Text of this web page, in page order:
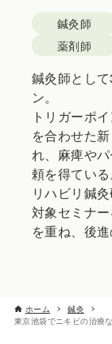
鍼灸師
薬剤師
鍼灸師とし
ン。
トリガーポ
を合わせた
れ、麻痺や
頼を得ている
リハビリ鍼
対象セミナ
を重ね、後
ホーム
鍼灸
東京池袋でニキビの治療